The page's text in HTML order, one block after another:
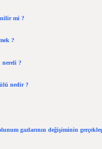
mi ?
?
nereli ?
nedir ?
gazlarının değişiminin